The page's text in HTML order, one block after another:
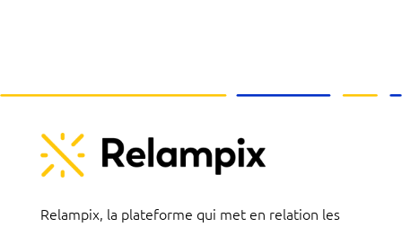
Relampix, la plateforme qui met en relation les